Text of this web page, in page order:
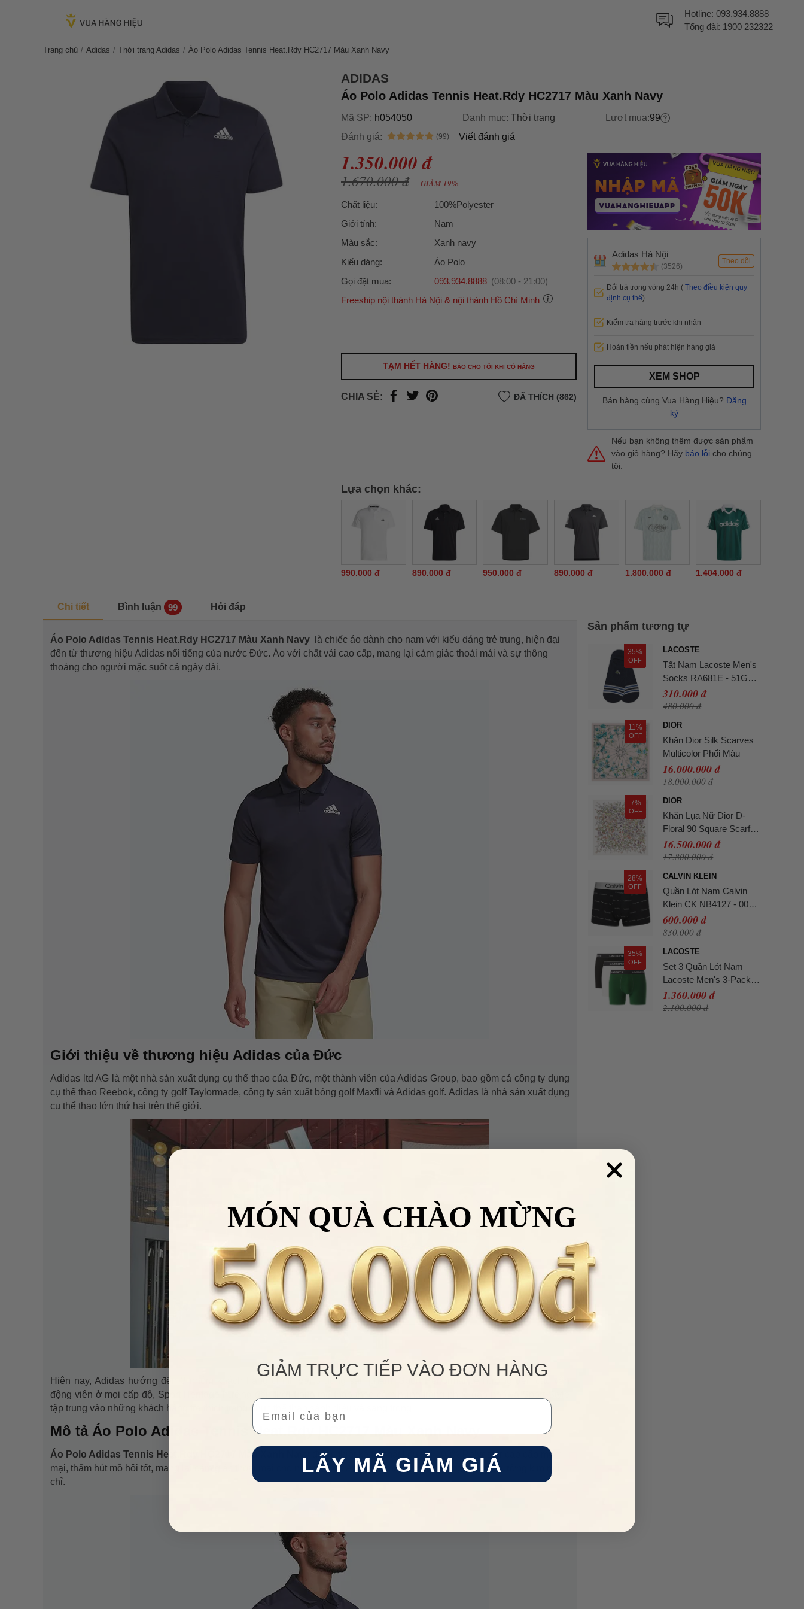
Hotline: 093.934.8888
Tổng đài: 1900 232322
Trang chủ Adidas Thời trang Adidas Áo Polo Adidas Tennis Heat.Rdy HC2717 Màu Xanh Navy
ADIDAS
Áo Polo Adidas Tennis Heat.Rdy HC2717 Màu Xanh Navy
Mã SP: h054050 Danh mục: Thời trang Lượt mua:99
Đánh giá:
Viết đánh giá
1.350.000 đ
1.670.000 đ GIẢM 19%
Chất liệu:
100%Polyester
Giới tính:
Nam
Màu sắc:
Xanh navy
Kiểu dáng:
Áo Polo
Gọi đặt mua:
093.934.8888 (08:00 - 21:00)
Freeship nội thành Hà Nội & nội thành Hồ Chí Minh
Hồ Chí Minh).
thành
Hồ Chí Minh
trong ngày hoặc Đơn hàng giao hỏa tốc theo yêu cầu
TẠM HẾT HÀNG! BÁO CHO TÔI KHI CÓ HÀNG
CHIA SẺ: ĐÃ THÍCH (862)
Lựa chọn khác:
990.000 đ 890.000 đ 950.000 đ 890.000 đ 1.800.000 đ 1.404.000 đ
Chi tiết Bình luận 99 Hỏi đáp
Áo Polo Adidas Tennis Heat.Rdy HC2717 Màu Xanh Navy
là chiếc áo dành cho nam với kiểu dáng trẻ trung, hiện đại
đến từ thương hiệu Adidas nổi tiếng của nước Đức. Áo với chất vải cao cấp, mang lại cảm giác thoải mái và sự thông
thoáng cho người mặc suốt cả ngày dài.
Giới thiệu về thương hiệu Adidas của Đức
Adidas ltd AG là một nhà sản xuất dụng cụ thể thao của Đức, một thành viên của Adidas Group, bao gồm cả công ty dụng
cụ thể thao Reebok, công ty golf Taylormade, công ty sản xuất bóng golf Maxfli và Adidas golf. Adidas là nhà sản xuất dụng
cụ thể thao lớn thứ hai trên thế giới.
Hiện nay, Adidas hướng đến 3 nhóm khách hàng chính với 3 dòng sản phẩm: Sport Performance hướng đến các vận
động viên ở mọi cấp độ, Sport Heritage hướng đến thời trang thể thao theo cảm hứng trang phục dạo phố và Sport Style
tập trung vào những khách hàng trẻ thích trang phục thể thao sành điệu và sang trọng.
Mô tả Áo Polo Adidas Tennis Heat.Rdy HC2717 Màu Xanh Navy
Áo Polo Adidas Tennis Heat.Rdy HC2717 Màu Xanh Navy
được thiết kế từ chất liệu vải 100% Polyester cao cấp mềm
mại, thấm hút mồ hôi tốt, mang lại cảm giác thoải mái cho người mặc. Áo được may tỉ mỉ, ngay ngắn từng đường kim mũi
chỉ.
Sản phẩm tương tự
35%
OFF
LACOSTE
Tất Nam Lacoste Men's
Socks RA681E - 51G
Màu Xanh Navy
310.000 đ
480.000 đ
11%
OFF
DIOR
Khăn Dior Silk Scarves
Multicolor Phối Màu
16.000.000 đ
18.000.000 đ
7%
OFF
DIOR
Khăn Lụa Nữ Dior D-
Floral 90 Square Scarf
Silk Twill Màu Trắng Họa
Tiết
16.500.000 đ
17.800.000 đ
28%
OFF
CALVIN KLEIN
Quần Lót Nam Calvin
Klein CK NB4127 - 003
Màu Đen Size L
600.000 đ
830.000 đ
35%
OFF
LACOSTE
Set 3 Quần Lót Nam
Lacoste Men's 3-Pack
Stretch Cotton Boxer
Briefs 6H2411-51-ISZ
1.360.000 đ
2.100.000 đ
Adidas Hà Nội
(3526)
Theo dõi
Đỗi trả trong vòng 24h ( Theo điều kiện quy
định cụ thể)
Kiểm tra hàng trước khi nhận
Hoàn tiền nếu phát hiện hàng giả
XEM SHOP
Bán hàng cùng Vua Hàng Hiệu? Đăng
ký
Nếu bạn không thêm được sản phẩm
vào giỏ hàng? Hãy báo lỗi cho chúng
tôi.
MÓN QUÀ CHÀO MỪNG
GIẢM TRỰC TIẾP VÀO ĐƠN HÀNG
Email
LẤY MÃ GIẢM GIÁ